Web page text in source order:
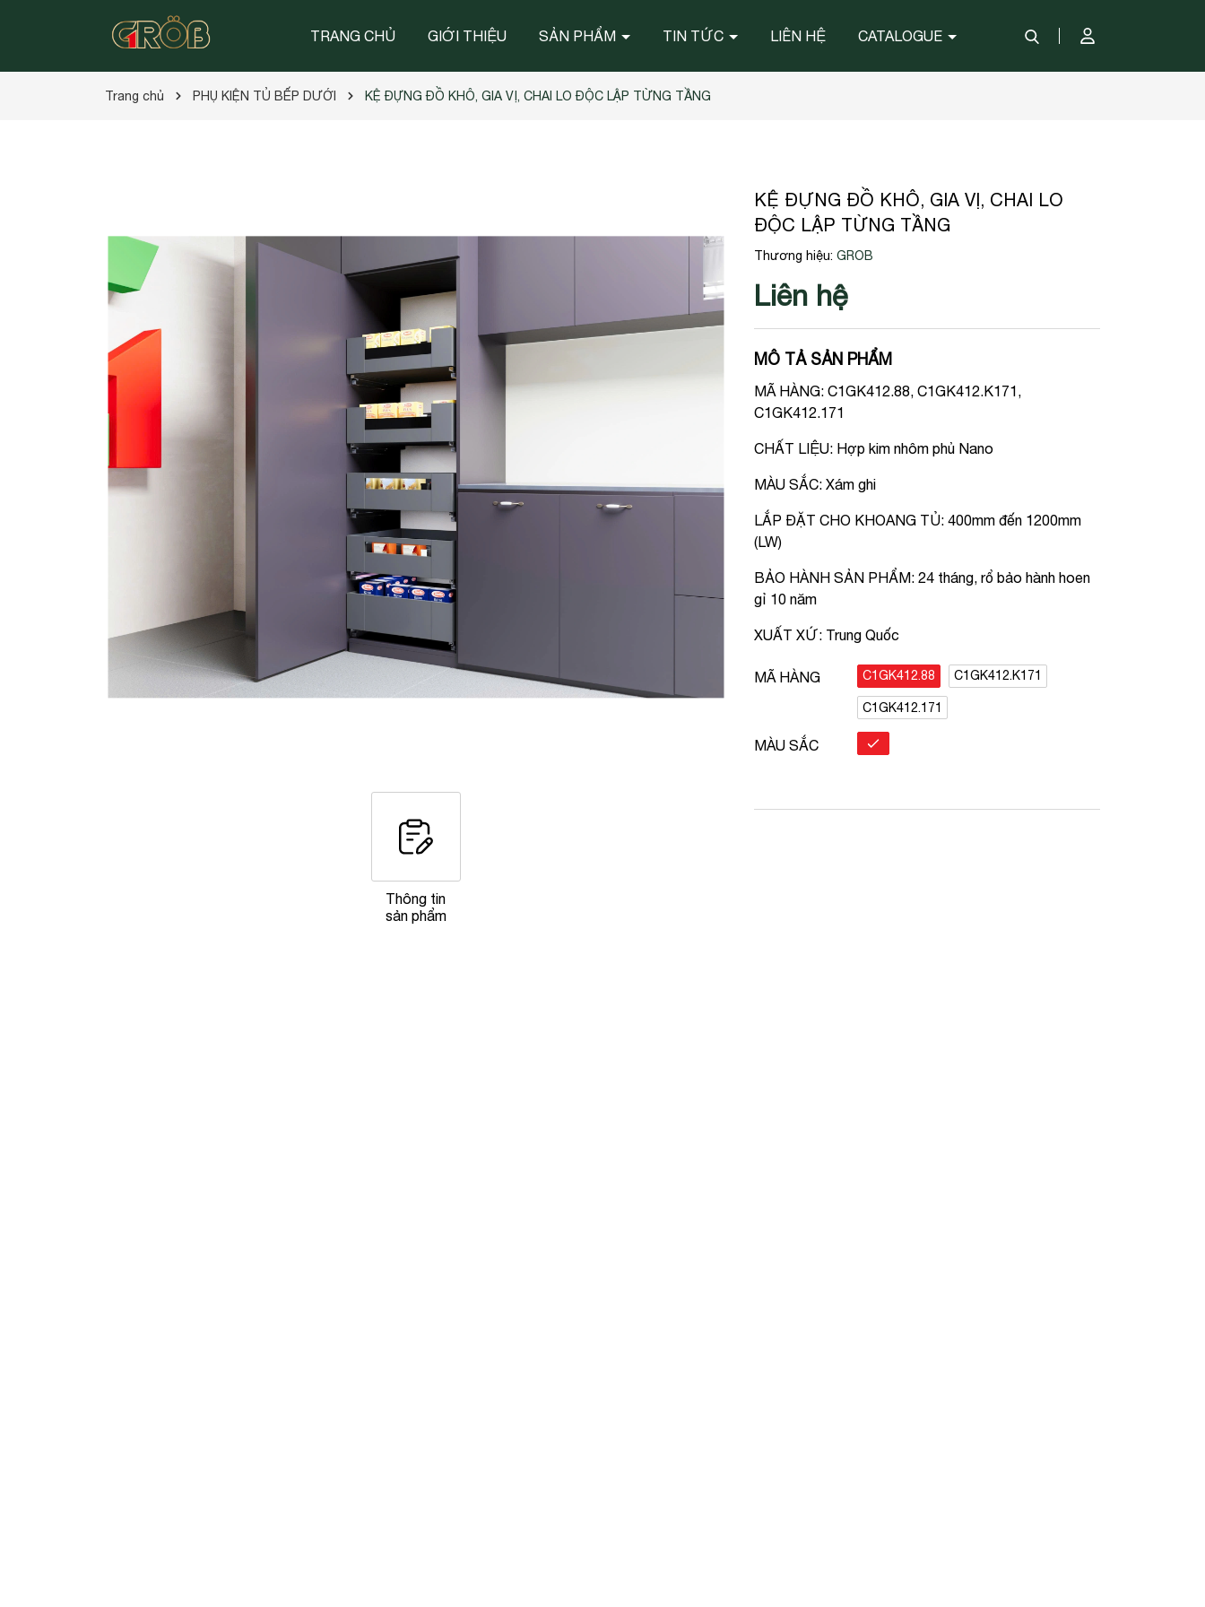
TRANG CHỦ GIỚI THIỆU SẢN PHẨM TIN TỨC LIÊN HỆ CATALOGUE
Trang chủ PHỤ KIỆN TỦ BẾP DƯỚI KỆ ĐỰNG ĐỒ KHÔ, GIA VỊ, CHAI LO ĐỘC LẬP TỪNG TẦNG
Thông tin
sản phẩm
KỆ ĐỰNG ĐỒ KHÔ, GIA VỊ, CHAI LO
ĐỘC LẬP TỪNG TẦNG
Thương hiệu: GROB
Liên hệ
MÔ TẢ SẢN PHẨM
MÃ HÀNG: C1GK412.88, C1GK412.K171,
C1GK412.171
CHẤT LIỆU: Hợp kim nhôm phủ Nano
MÀU SẮC: Xám ghi
LẮP ĐẶT CHO KHOANG TỦ: 400mm đến 1200mm
(LW)
BẢO HÀNH SẢN PHẨM: 24 tháng, rổ bảo hành hoen
gỉ 10 năm
XUẤT XỨ: Trung Quốc
MÃ HÀNG C1GK412.88 C1GK412.K171
C1GK412.171
MÀU SẮC